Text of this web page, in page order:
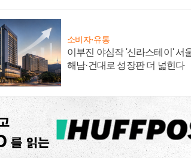
소비자·유통
이부진 야심작 '신라스테이' 서
해남·건대로 성장판 더 넓힌다